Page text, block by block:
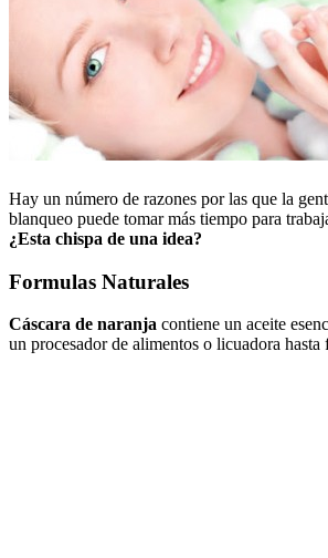
Hay un número de razones por las que la
blanqueo puede tomar más tiempo para
¿Esta chispa de una idea?
Formulas Naturales
Cáscara de naranja contiene un aceite
un procesador de alimentos o licuadora